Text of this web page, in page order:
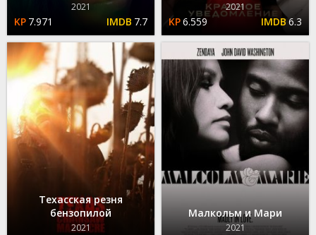
2021
7.971 7.7
2021
6.559 6.3
Техасская резня
бензопилой
2021
Малкольм и Мари
2021